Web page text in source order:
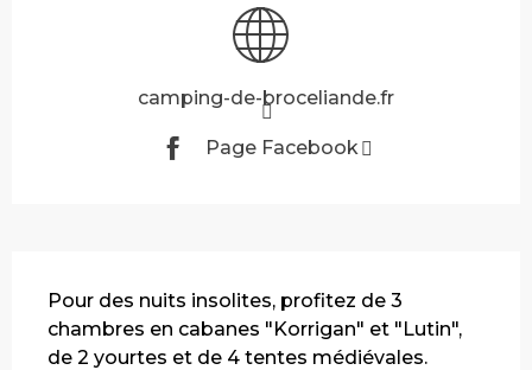
camping-de-broceliande.fr
Page Facebook
Pour des nuits insolites, profitez de 3
chambres en cabanes "Korrigan" et "Lutin",
de 2 yourtes et de 4 tentes médiévales.